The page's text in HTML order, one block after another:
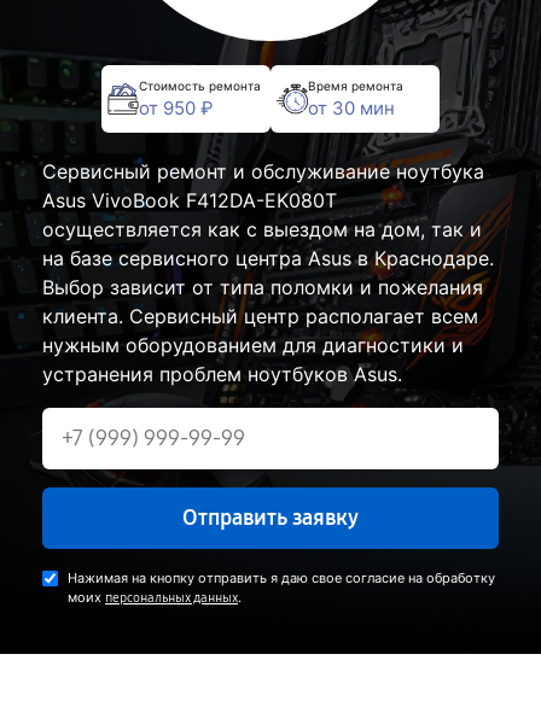
Стоимость ремонта
от 950 ₽
Время ремонта
от 30 мин
Сервисный ремонт и обслуживание ноутбука
Asus VivoBook F412DA-EK080T
осуществляется как с выездом на дом, так и
на базе сервисного центра Asus в Краснодаре.
Выбор зависит от типа поломки и пожелания
клиента. Сервисный центр располагает всем
нужным оборудованием для диагностики и
устранения проблем ноутбуков Asus.
Отправить заявку
Нажимая на кнопку отправить я даю свое согласие на обработку
моих персональных данных.